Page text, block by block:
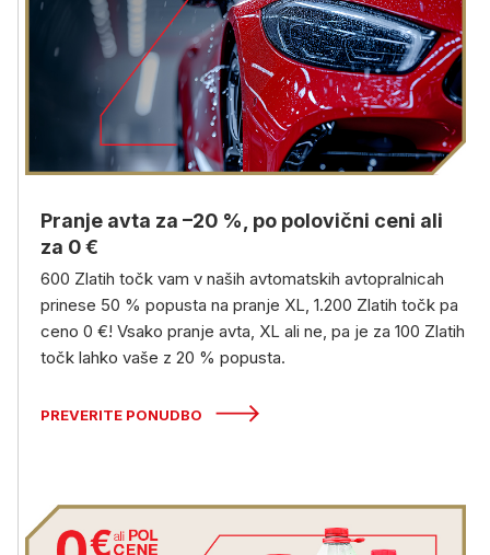
Pranje avta za –20 %, po polovični ceni ali
za 0 €
600 Zlatih točk vam v naših avtomatskih avtopralnicah
prinese 50 % popusta na pranje XL, 1.200 Zlatih točk pa
ceno 0 €! Vsako pranje avta, XL ali ne, pa je za 100 Zlatih
točk lahko vaše z 20 % popusta.
PREVERITE PONUDBO